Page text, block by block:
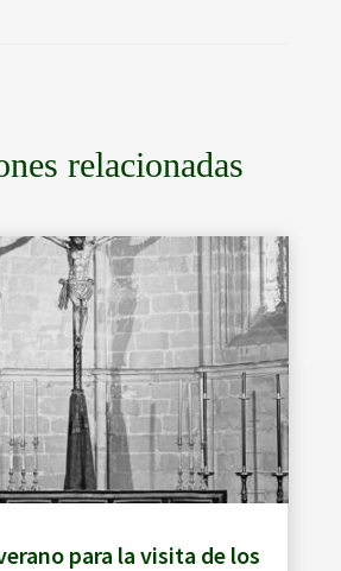
relacionadas
para la visita de los